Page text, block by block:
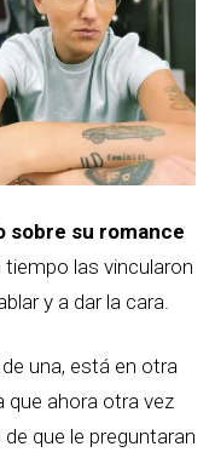
sobre su romance
tiempo las vincularon
y a dar la cara.
una, está en otra
que ahora otra vez
que le preguntaran